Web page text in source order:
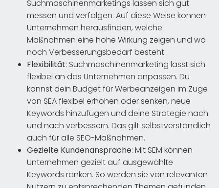
Suchmaschinenmarketings lassen sich gut
messen und verfolgen. Auf diese Weise können
Unternehmen herausfinden, welche
Maßnahmen eine hohe Wirkung zeigen und wo
noch Verbesserungsbedarf besteht.
Flexibilität: Suchmaschinenmarketing lässt sich
flexibel an das Unternehmen anpassen. Du
kannst dein Budget für Werbeanzeigen im Zuge
von SEA flexibel erhöhen oder senken, neue
Keywords hinzufügen und deine Strategie nach
und nach verbessern. Das gilt selbstverständlich
auch für alle SEO-Maßnahmen.
Gezielte Kundenansprache: Mit SEM können
Unternehmen gezielt auf ausgewählte
Keywords ranken. So werden sie von relevanten